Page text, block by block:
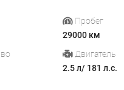
Пробег
29000 км
Двигатель
2.5 л/ 181 л.с.